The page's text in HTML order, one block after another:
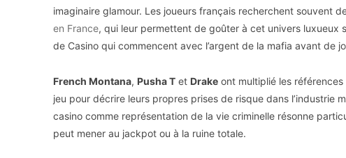
imaginaire glamour. Les joueurs français recherchent souvent
en France, qui leur permettent de goûter à cet univers luxueux
de Casino qui commencent avec l’argent de la mafia avant de
French Montana, Pusha T et Drake ont multiplié les
jeu pour décrire leurs propres prises de risque dans l’industrie
casino comme représentation de la vie criminelle résonne
peut mener au jackpot ou à la ruine totale.